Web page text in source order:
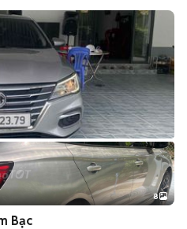
+2
8
Bạc